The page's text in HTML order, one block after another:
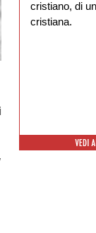
cristiano, di
cristiana.